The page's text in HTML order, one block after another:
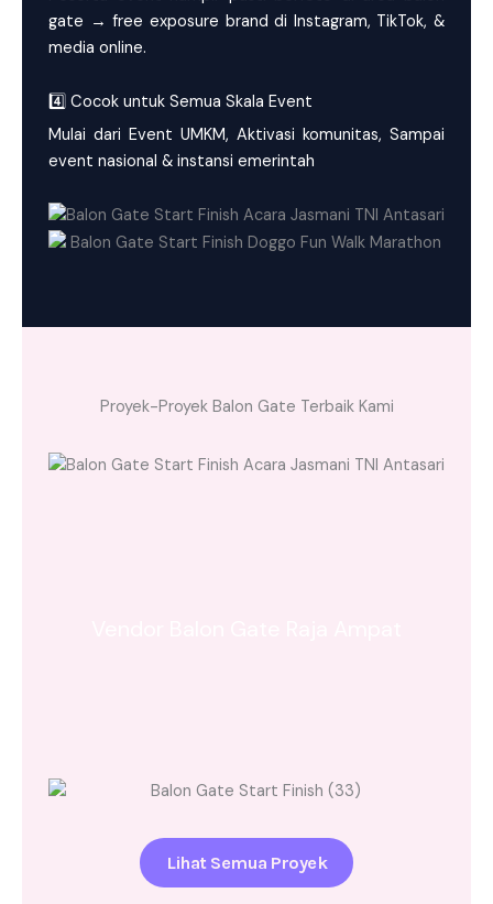
gate → free exposure brand di Instagram, TikTok, &
media online.
4️⃣ Cocok untuk Semua Skala Event
Mulai dari Event UMKM, Aktivasi komunitas, Sampai
event nasional & instansi emerintah
Proyek-Proyek Balon Gate Terbaik Kami
Lihat Semua Proyek